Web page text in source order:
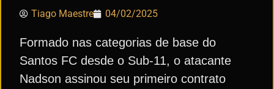
Tiago Maestre 04/02/2025
Formado nas categorias de base do
Santos FC desde o Sub-11, o atacante
Nadson assinou seu primeiro contrato